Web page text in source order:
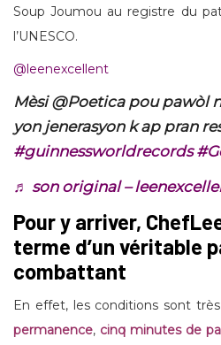
Soup Joumou au registre du
l’UNESCO.
@leenexcellent
Mèsi @Poetica pou pawòl
yon jenerasyon k ap pran
#guinnessworldrecords
♬ son original –
Pour y arriver,
terme d’un véritable
combattant
En effet, les conditions sont
permanence, cinq minutes de